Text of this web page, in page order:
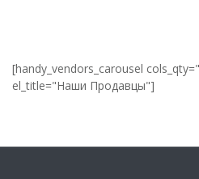
[handy_vendors_carousel
el_title="Наши Продавцы"]